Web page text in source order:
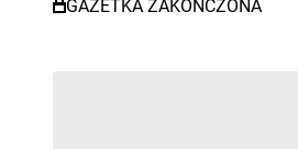
GAZETKA ZAKOŃCZONA